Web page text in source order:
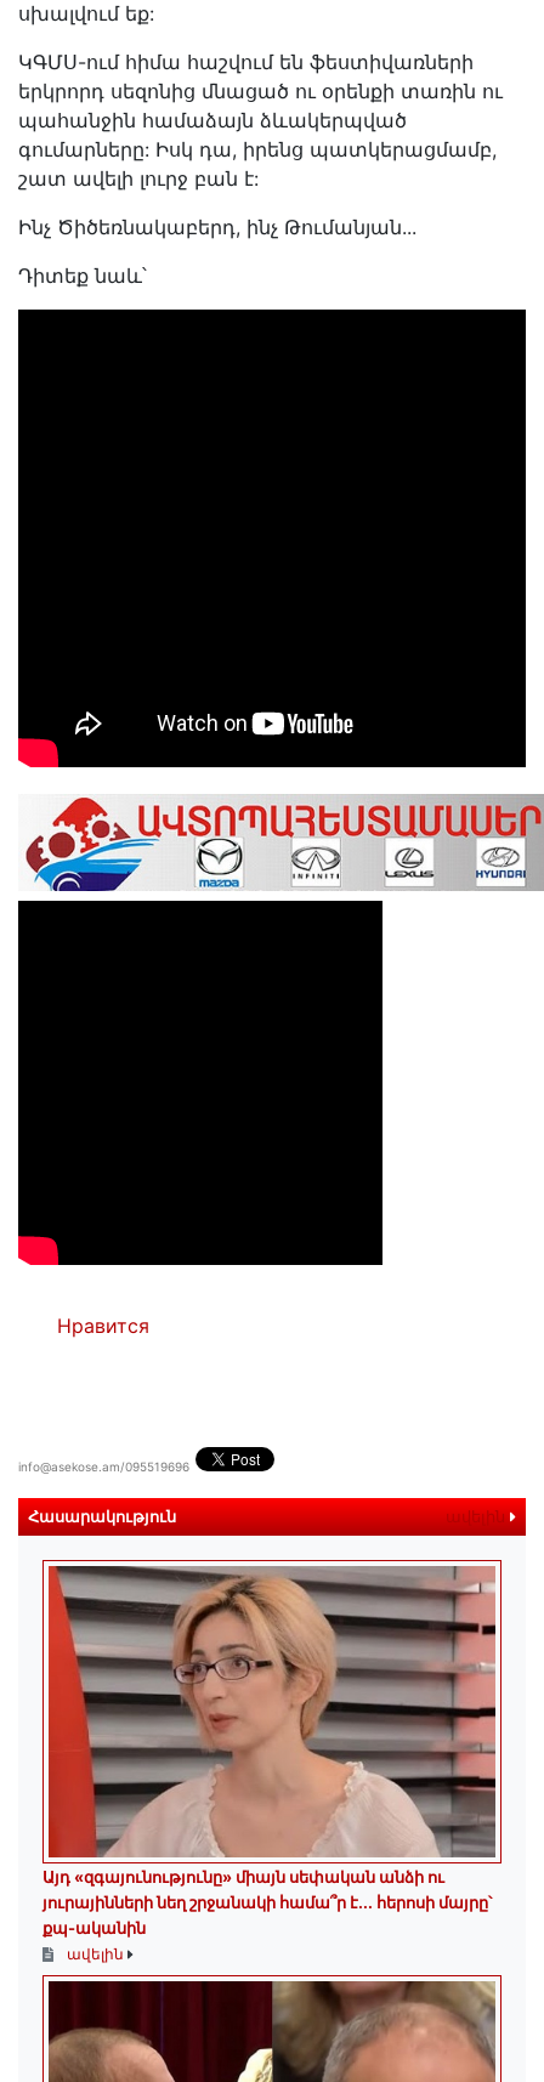
սխալվում եք:
ԿԳՄՍ-ում հիմա հաշվում են ֆեստիվառների
երկրորդ սեզոնից մնացած ու օրենքի տառին ու
պահանջին համաձայն ձևակերպված
գումարները: Իսկ դա, իրենց պատկերացմամբ,
շատ ավելի լուրջ բան է:
Ինչ Ծիծեռնակաբերդ, ինչ Թումանյան...
Դիտեք նաև՝
Нравится
info@asekose.am/095519696
Հասարակություն ավելին
Այդ «զգայունությունը» միայն սեփական անձի ու
յուրայինների նեղ շրջանակի համա՞ր է․․․ հերոսի մայրը՝
քպ-ականին
ավելին